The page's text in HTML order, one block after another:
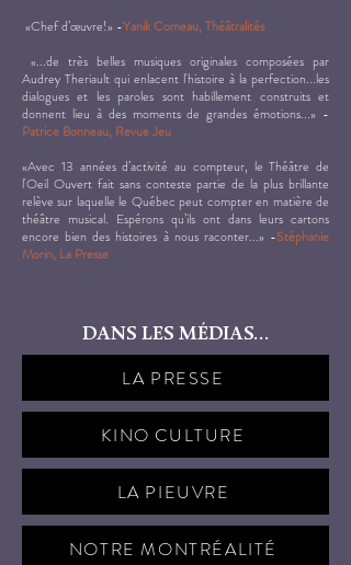
«Chef d’œuvre!» -Yanik Comeau, Théâtralités
«...de très belles musiques originales composées par
Audrey Theriault qui enlacent l'histoire à la perfection...les
dialogues et les paroles sont habillement construits et
donnent lieu à des moments de grandes émotions...» -
Patrice Bonneau, Revue Jeu
«Avec 13 années d’activité au compteur, leThéâtre de
l'Oeil Ouvertfait sans conteste partie de la plus brillante
relève sur laquelle le Québec peut compter en matière de
théâtre musical. Espérons qu’ils ont dans leurs cartons
encore bien des histoires à nous raconter...» -Stéphanie
Morin, La Presse
DANS LES MÉDIAS...
LA PRESSE
KINO CULTURE
LA PIEUVRE
NOTRE MONTRÉALITÉ